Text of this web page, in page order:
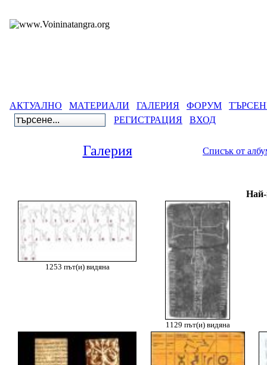
АКТУАЛНО МАТЕРИАЛИ ГАЛЕРИЯ ФОРУМ
РЕГИСТРАЦИЯ
ВХОД
Галерия Списък от
Най-
1253 път(и) видяна
1129 път(и) видяна